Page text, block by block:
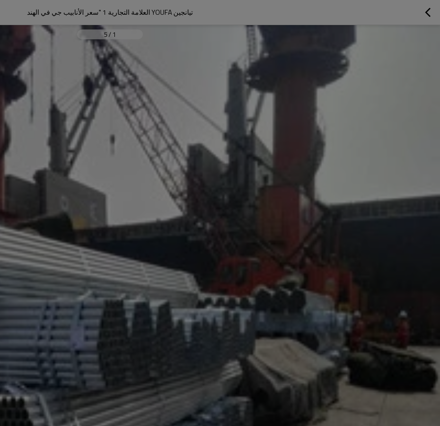
تيانجين YOUFA العلامة التجارية 1 "سعر الأنابيب جي في الهند
1
/
5